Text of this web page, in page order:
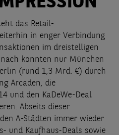
das Retail-
in enger Verbindung
im dreistelligen
konnten nur München
(rund 1,3 Mrd. €) durch
Arcaden, die
und den KaDeWe-Deal
Abseits dieser
A-Städten immer wieder
und Kaufhaus-Deals sowie